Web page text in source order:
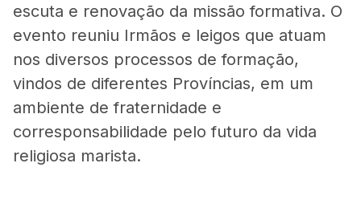
escuta e renovação da missão formativa. O
evento reuniu Irmãos e leigos que atuam
nos diversos processos de formação,
vindos de diferentes Províncias, em um
ambiente de fraternidade e
corresponsabilidade pelo futuro da vida
religiosa marista.